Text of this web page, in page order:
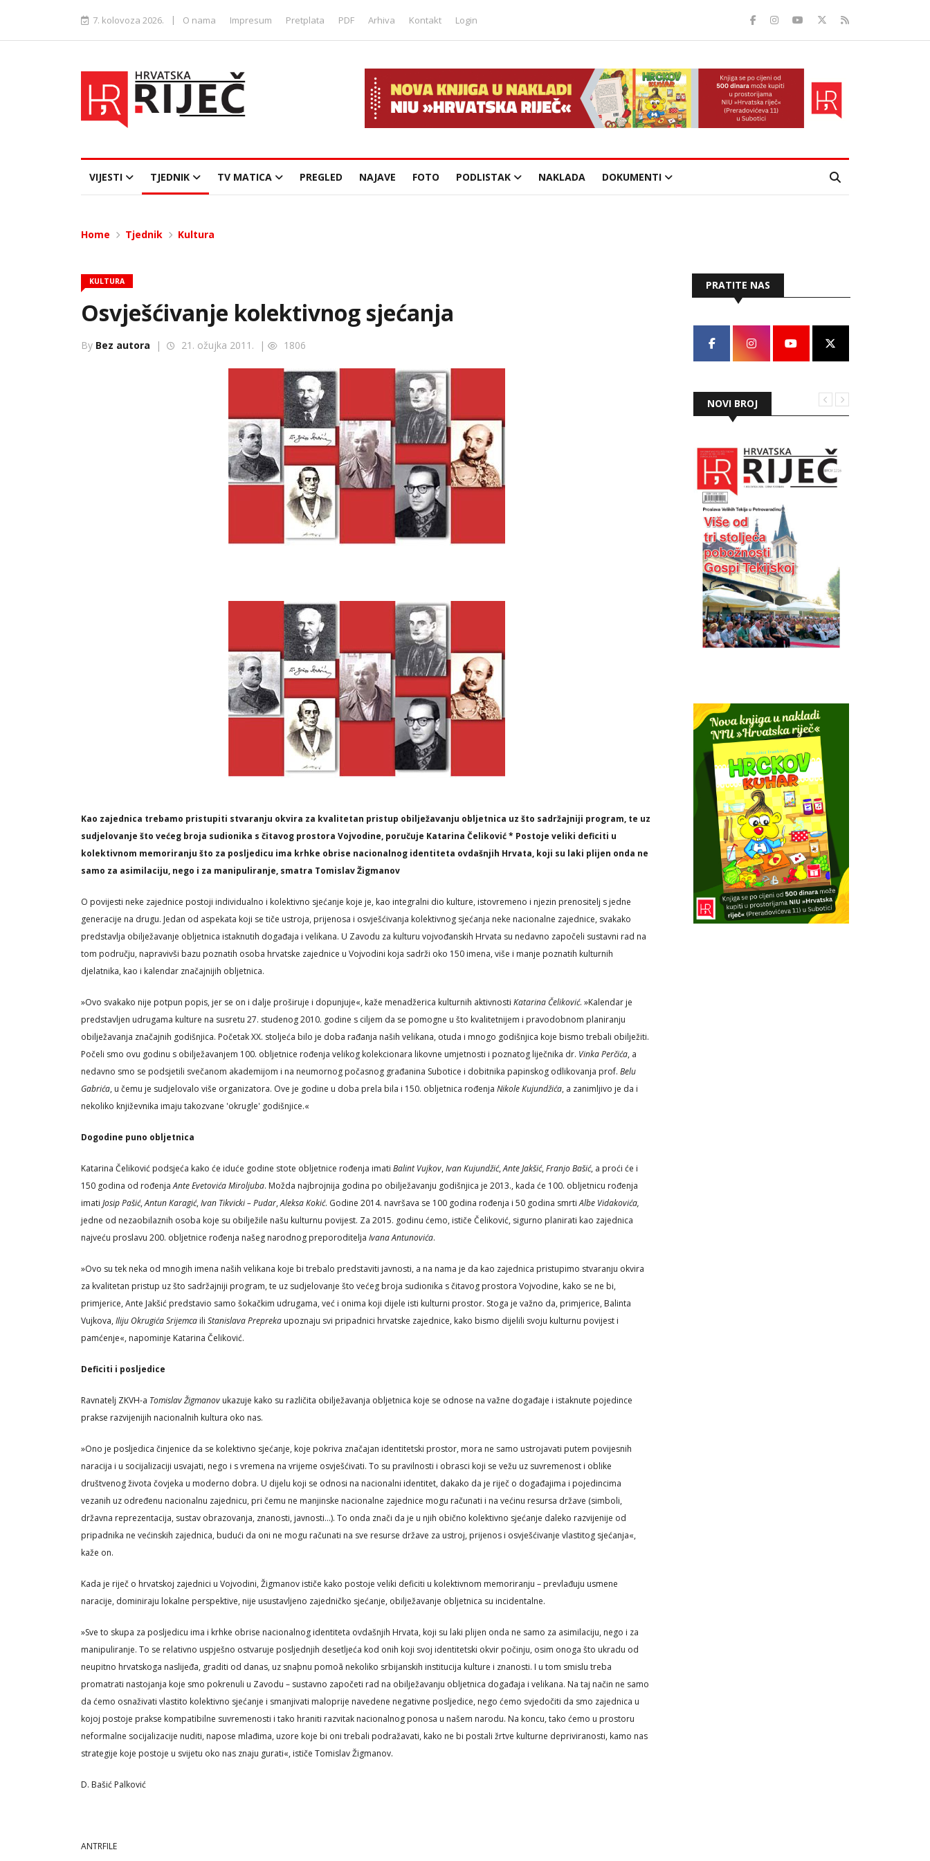
7. kolovoza 2026. | O nama Impresum Pretplata PDF Arhiva Kontakt Login
VIJESTI TJEDNIK TV MATICA PREGLED NAJAVE FOTO PODLISTAK NAKLADA DOKUMENTI
Home Tjednik Kultura
KULTURA
Osvješćivanje kolektivnog sjećanja
By Bez autora | 21. ožujka 2011. | 1806
Kao zajednica trebamo pristupiti stvaranju okvira za kvalitetan pristup obilježavanju obljetnica uz što sadržajniji program, te uz
sudjelovanje što većeg broja sudionika s čitavog prostora Vojvodine, poručuje Katarina Čeliković * Postoje veliki deficiti u
kolektivnom memoriranju što za posljedicu ima krhke obrise nacionalnog identiteta ovdašnjih Hrvata, koji su laki plijen onda ne
samo za asimilaciju, nego i za manipuliranje, smatra Tomislav Žigmanov
O povijesti neke zajednice postoji individualno i kolektivno sjećanje koje je, kao integralni dio kulture, istovremeno i njezin prenositelj s jedne
generacije na drugu. Jedan od aspekata koji se tiče ustroja, prijenosa i osvješćivanja kolektivnog sjećanja neke nacionalne zajednice, svakako
predstavlja obilježavanje obljetnica istaknutih događaja i velikana. U Zavodu za kulturu vojvođanskih Hrvata su nedavno započeli sustavni rad na
tom području, napravivši bazu poznatih osoba hrvatske zajednice u Vojvodini koja sadrži oko 150 imena, više i manje poznatih kulturnih
djelatnika, kao i kalendar značajnijih obljetnica.
»Ovo svakako nije potpun popis, jer se on i dalje proširuje i dopunjuje«, kaže menadžerica kulturnih aktivnosti Katarina Čeliković. »Kalendar je
predstavljen udrugama kulture na susretu 27. studenog 2010. godine s ciljem da se pomogne u što kvalitetnijem i pravodobnom planiranju
obilježavanja značajnih godišnjica. Početak XX. stoljeća bilo je doba rađanja naših velikana, otuda i mnogo godišnjica koje bismo trebali obilježiti.
Počeli smo ovu godinu s obilježavanjem 100. obljetnice rođenja velikog kolekcionara likovne umjetnosti i poznatog liječnika dr. Vinka Perčića, a
nedavno smo se podsjetili svečanom akademijom i na neumornog počasnog građanina Subotice i dobitnika papinskog odlikovanja prof. Belu
Gabrića, u čemu je sudjelovalo više organizatora. Ove je godine u doba prela bila i 150. obljetnica rođenja Nikole Kujundžića, a zanimljivo je da i
nekoliko književnika imaju takozvane 'okrugle' godišnjice.«
Dogodine puno obljetnica
Katarina Čeliković podsjeća kako će iduće godine stote obljetnice rođenja imati Balint Vujkov,Ivan Kujundžić,Ante Jakšić,Franjo Bašić, a proći će i
150 godina od rođenjaAnte Evetovića Miroljuba. Možda najbrojnija godina po obilježavanju godišnjica je 2013., kada će 100. obljetnicu rođenja
imati Josip Pašić,Antun Karagić,Ivan Tikvicki – Pudar,Aleksa Kokić. Godine 2014. navršava se 100 godina rođenja i 50 godina smrtiAlbe Vidakovića,
jedne od nezaobilaznih osoba koje su obilježile našu kulturnu povijest. Za 2015. godinu ćemo, ističe Čeliković, sigurno planirati kao zajednica
najveću proslavu 200. obljetnice rođenja našeg narodnog preporoditelja Ivana Antunovića.
»Ovo su tek neka od mnogih imena naših velikana koje bi trebalo predstaviti javnosti, a na nama je da kao zajednica pristupimo stvaranju okvira
za kvalitetan pristup uz što sadržajniji program, te uz sudjelovanje što većeg broja sudionika s čitavog prostora Vojvodine, kako se ne bi,
primjerice, Ante Jakšić predstavio samo šokačkim udrugama, već i onima koji dijele isti kulturni prostor. Stoga je važno da, primjerice, Balinta
Vujkova,Iliju Okrugića Srijemca ili Stanislava Prepreka upoznaju svi pripadnici hrvatske zajednice, kako bismo dijelili svoju kulturnu povijest i
pamćenje«, napominje Katarina Čeliković.
Deficiti i posljedice
Ravnatelj ZKVH-a Tomislav Žigmanov ukazuje kako su različita obilježavanja obljetnica koje se odnose na važne događaje i istaknute pojedince
prakse razvijenijih nacionalnih kultura oko nas.
»Ono je posljedica činjenice da se kolektivno sjećanje, koje pokriva značajan identitetski prostor, mora ne samo ustrojavati putem povijesnih
naracija i u socijalizaciji usvajati, nego i s vremena na vrijeme osvješćivati. To su pravilnosti i obrasci koji se vežu uz suvremenost i oblike
društvenog života čovjeka u moderno dobra. U dijelu koji se odnosi na nacionalni identitet, dakako da je riječ o događajima i pojedincima
vezanih uz određenu nacionalnu zajednicu, pri čemu ne manjinske nacionalne zajednice mogu računati i na većinu resursa države (simboli,
državna reprezentacija, sustav obrazovanja, znanosti, javnosti…). To onda znači da je u njih obično kolektivno sjećanje daleko razvijenije od
pripadnika ne većinskih zajednica, budući da oni ne mogu računati na sve resurse države za ustroj, prijenos i osvješćivanje vlastitog sjećanja«,
kaže on.
Kada je riječ o hrvatskoj zajednici u Vojvodini, Žigmanov ističe kako postoje veliki deficiti u kolektivnom memoriranju – prevlađuju usmene
naracije, dominiraju lokalne perspektive, nije usustavljeno zajedničko sjećanje, obilježavanje obljetnica su incidentalne.
»Sve to skupa za posljedicu ima i krhke obrise nacionalnog identiteta ovdašnjih Hrvata, koji su laki plijen onda ne samo za asimilaciju, nego i za
manipuliranje. To se relativno uspješno ostvaruje posljednjih desetljeća kod onih koji svoj identitetski okvir počinju, osim onoga što ukradu od
neupitno hrvatskoga naslijeđa, graditi od danas, uz snaþnu pomoã nekoliko srbijanskih institucija kulture i znanosti. I u tom smislu treba
promatrati nastojanja koje smo pokrenuli u Zavodu – sustavno započeti rad na obilježavanju obljetnica događaja i velikana. Na taj način ne samo
da ćemo osnaživati vlastito kolektivno sjećanje i smanjivati maloprije navedene negativne posljedice, nego ćemo svjedočiti da smo zajednica u
kojoj postoje prakse kompatibilne suvremenosti i tako hraniti razvitak nacionalnog ponosa u našem narodu. Na koncu, tako ćemo u prostoru
neformalne socijalizacije nuditi, napose mlađima, uzore koje bi oni trebali podražavati, kako ne bi postali žrtve kulturne depriviranosti, kamo nas
strategije koje postoje u svijetu oko nas znaju gurati«, ističe Tomislav Žigmanov.
D. Bašić Palković
ANTRFILE
PRATITE NAS
NOVI BROJ